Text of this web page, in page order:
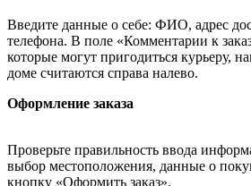
Введите данные о себе: ФИО, адрес
телефона. В поле «Комментарии к
которые могут пригодиться курьеру,
доме считаются справа налево.
Оформление заказа
Проверьте правильность ввода
выбор местоположения, данные о
кнопку «Оформить заказ».